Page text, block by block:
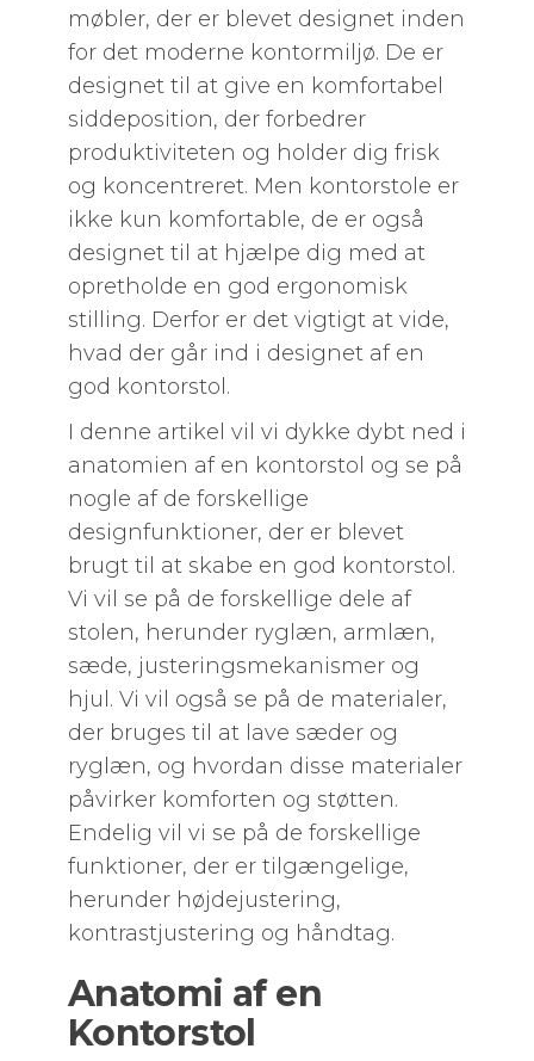
møbler, der er blevet designet inden
for det moderne kontormiljø. De er
designet til at give en komfortabel
siddeposition, der forbedrer
produktiviteten og holder dig frisk
og koncentreret. Men kontorstole er
ikke kun komfortable, de er også
designet til at hjælpe dig med at
opretholde en god ergonomisk
stilling. Derfor er det vigtigt at vide,
hvad der går ind i designet af en
god kontorstol.
I denne artikel vil vi dykke dybt ned i
anatomien af en kontorstol og se på
nogle af de forskellige
designfunktioner, der er blevet
brugt til at skabe en god kontorstol.
Vi vil se på de forskellige dele af
stolen, herunder ryglæn, armlæn,
sæde, justeringsmekanismer og
hjul. Vi vil også se på de materialer,
der bruges til at lave sæder og
ryglæn, og hvordan disse materialer
påvirker komforten og støtten.
Endelig vil vi se på de forskellige
funktioner, der er tilgængelige,
herunder højdejustering,
kontrastjustering og håndtag.
Anatomi af en
Kontorstol